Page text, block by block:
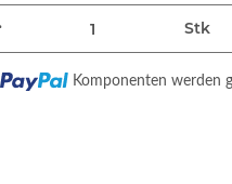
Stk
Komponenten werden